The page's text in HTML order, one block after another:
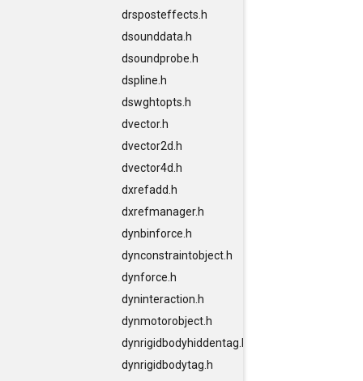
drsposteffects.h
dsounddata.h
dsoundprobe.h
dspline.h
dswghtopts.h
dvector.h
dvector2d.h
dvector4d.h
dxrefadd.h
dxrefmanager.h
dynbinforce.h
dynconstraintobject.h
dynforce.h
dyninteraction.h
dynmotorobject.h
dynrigidbodyhiddentag.h
dynrigidbodytag.h